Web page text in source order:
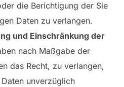
die Berichtigung der Sie
Daten zu verlangen.
und Einschränkung der
nach Maßgabe der
das Recht, zu verlangen,
unverzüglich